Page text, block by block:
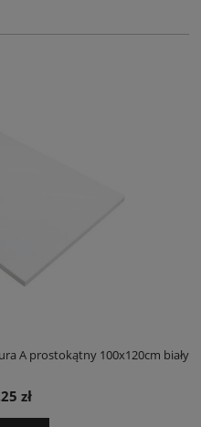
A prostokątny 100x120cm biały
zł